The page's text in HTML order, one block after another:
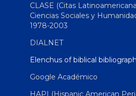
CLASE (Citas
Ciencias Sociales y
1978-2003
DIALNET
Elenchus of biblical
Google Académico
HAPI (Hispanic American